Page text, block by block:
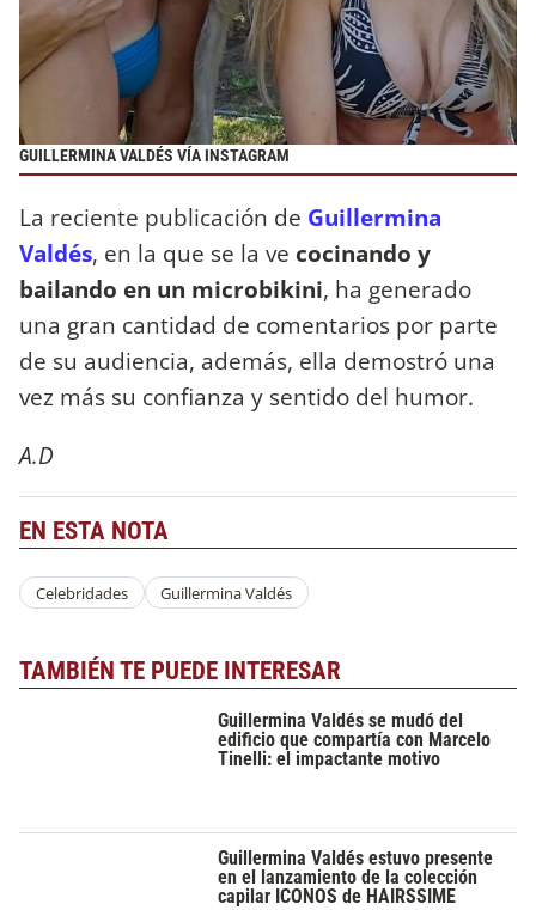
GUILLERMINA VALDÉS VÍA INSTAGRAM
La reciente publicación de Guillermina
Valdés, en la que se la ve cocinando y
bailando en un microbikini, ha generado
una gran cantidad de comentarios por parte
de su audiencia, además, ella demostró una
vez más su confianza y sentido del humor.
A.D
EN ESTA NOTA
Celebridades Guillermina Valdés
TAMBIÉN TE PUEDE INTERESAR
Guillermina Valdés se mudó del
edificio que compartía con Marcelo
Tinelli: el impactante motivo
Guillermina Valdés estuvo presente
en el lanzamiento de la colección
capilar ICONOS de HAIRSSIME